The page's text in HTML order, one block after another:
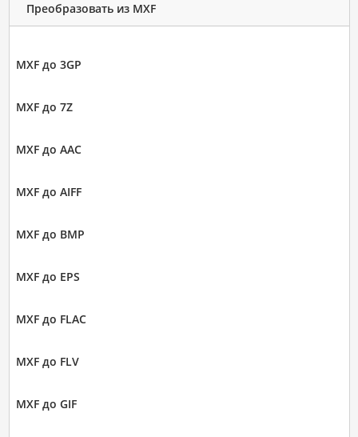
Преобразовать из MXF
MXF до 3GP
MXF до 7Z
MXF до AAC
MXF до AIFF
MXF до BMP
MXF до EPS
MXF до FLAC
MXF до FLV
MXF до GIF